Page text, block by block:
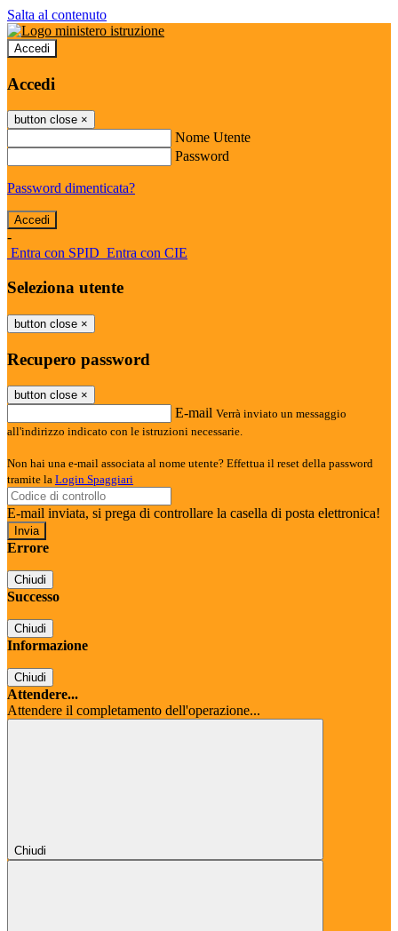
Salta al contenuto
Accedi
Accedi
button close ×
Nome Utente
Password
Password dimenticata?
-
Entra con SPID Entra con CIE
Seleziona utente
button close ×
Recupero password
button close ×
E-mail Verrà inviato un messaggio
all'indirizzo indicato con le istruzioni necessarie.
Non hai una e-mail associata al nome utente? Effettua il reset della password
tramite la Login Spaggiari
E-mail inviata, si prega di controllare la casella di posta elettronica!
Errore
Chiudi
Successo
Chiudi
Informazione
Chiudi
Attendere...
Attendere il completamento dell'operazione...
Chiudi